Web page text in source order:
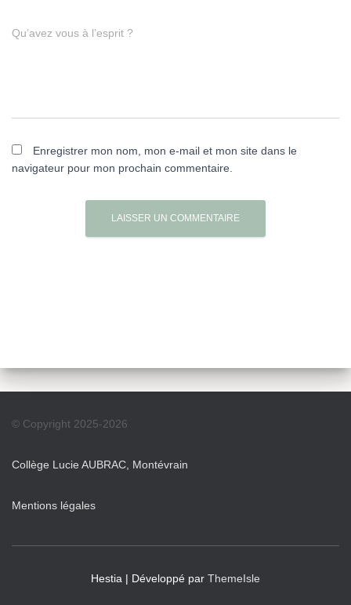
Qu’avez vous à l’esprit ?
Enregistrer mon nom, mon e-mail et mon site dans le
navigateur pour mon prochain commentaire.
© Copyright 2025-2026
Collège Lucie AUBRAC, Montévrain
Mentions légales
Hestia | Développé par ThemeIsle